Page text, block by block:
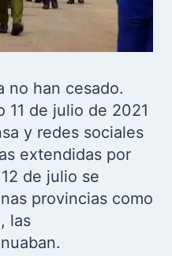
no han cesado.
11 de julio de 2021
y redes sociales
extendidas por
de julio se
provincias como
las